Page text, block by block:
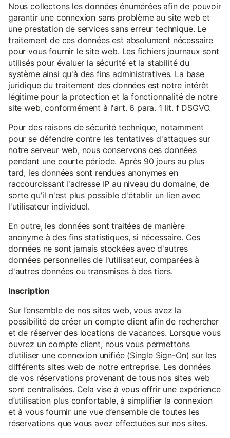
Nous collectons les données énumérées afin de pouvoir
garantir une connexion sans problème au site web et
une prestation de services sans erreur technique. Le
traitement de ces données est absolument nécessaire
pour vous fournir le site web. Les fichiers journaux sont
utilisés pour évaluer la sécurité et la stabilité du
système ainsi qu'à des fins administratives. La base
juridique du traitement des données est notre intérêt
légitime pour la protection et la fonctionnalité de notre
site web, conformément à l'art. 6 para. 1 lit. f DSGVO.
Pour des raisons de sécurité technique, notamment
pour se défendre contre les tentatives d'attaques sur
notre serveur web, nous conservons ces données
pendant une courte période. Après 90 jours au plus
tard, les données sont rendues anonymes en
raccourcissant l'adresse IP au niveau du domaine, de
sorte qu'il n'est plus possible d'établir un lien avec
l'utilisateur individuel.
En outre, les données sont traitées de manière
anonyme à des fins statistiques, si nécessaire. Ces
données ne sont jamais stockées avec d'autres
données personnelles de l'utilisateur, comparées à
d'autres données ou transmises à des tiers.
Inscription
Sur l’ensemble de nos sites web, vous avez la
possibilité de créer un compte client afin de rechercher
et de réserver des locations de vacances. Lorsque vous
ouvrez un compte client, nous vous permettons
d’utiliser une connexion unifiée (Single Sign-On) sur les
différents sites web de notre entreprise. Les données
de vos réservations provenant de tous nos sites web
sont centralisées. Cela vise à vous offrir une expérience
d’utilisation plus confortable, à simplifier la connexion
et à vous fournir une vue d’ensemble de toutes les
réservations que vous avez effectuées sur nos sites.